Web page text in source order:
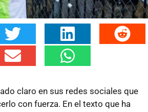
claro en sus redes sociales que
con fuerza. En el texto que ha